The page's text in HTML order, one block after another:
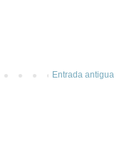
Entrada antigua